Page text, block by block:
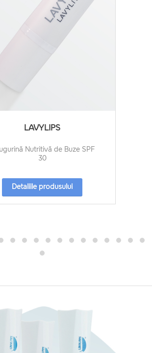
LAVYLIPS
Nutritivă de Buze SPF
30
Detaliile produsului